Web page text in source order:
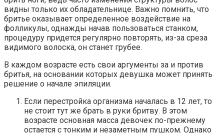
видны только их обладательнице. Важно помнить, что
бритье оказывает определенное воздействие на
фолликулы, однажды начав пользоваться станком,
процедуру придется регулярно повторять, из-за среза
видимого волоска, он станет грубее.
В каждом возрасте есть свои аргументы за и против
бритья, на основании которых девушка может принять
решение о начале эпиляции.
Если перестройка организма началась в 12 лет, то
не стоит тут же брать в руки бритву. В этом
возрасте основная масса девочек по-прежнему
остается с тонким и незаметным пушком. Однако